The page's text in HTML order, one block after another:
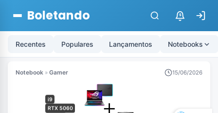
Boletando $
Recentes Populares Lançamentos Notebooks
Notebook » Gamer 15/06/2026
i9
RTX 5060